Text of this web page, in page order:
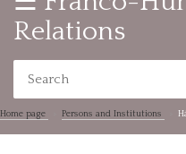
Relations
Home page Persons and Institutions